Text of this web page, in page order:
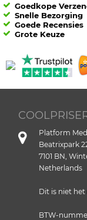
Goedkope
Snelle Bezorging
Goede Recensies
Grote Keuze
Platform
Beatrixpark
7101 BN,
Netherlands
Dit is niet het
BTW-